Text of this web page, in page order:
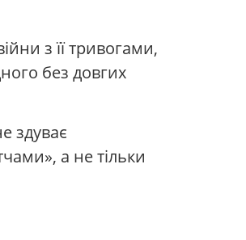
з її тривогами,
без довгих
здуває
а не тільки